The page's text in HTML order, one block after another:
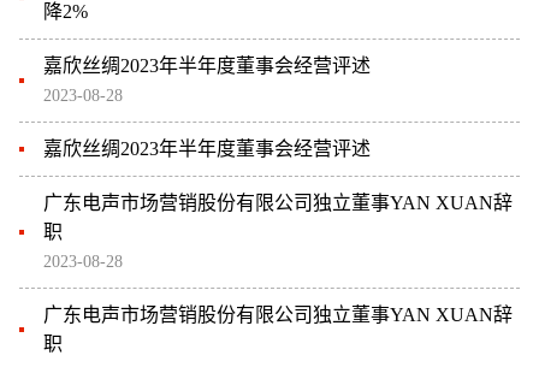
降2%
嘉欣丝绸2023年半年度董事会经营评述
2023-08-28
嘉欣丝绸2023年半年度董事会经营评述
广东电声市场营销股份有限公司独立董事YAN XUAN辞
职
2023-08-28
广东电声市场营销股份有限公司独立董事YAN XUAN辞
职